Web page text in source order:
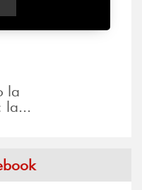
estiva,
la
la...